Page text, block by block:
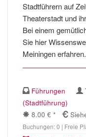
Stadtführern auf
Theaterstadt und
Bei einem
Sie hier
Meiningen erfahren.
Führungen
(Stadtführung)
8.00 € *
Buchungen: 0 | Freie